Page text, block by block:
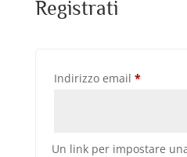
Registrati
Indirizzo email *Richiesto
Un link per impostare